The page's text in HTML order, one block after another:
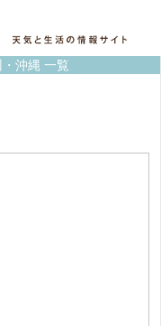
沖縄 一覧